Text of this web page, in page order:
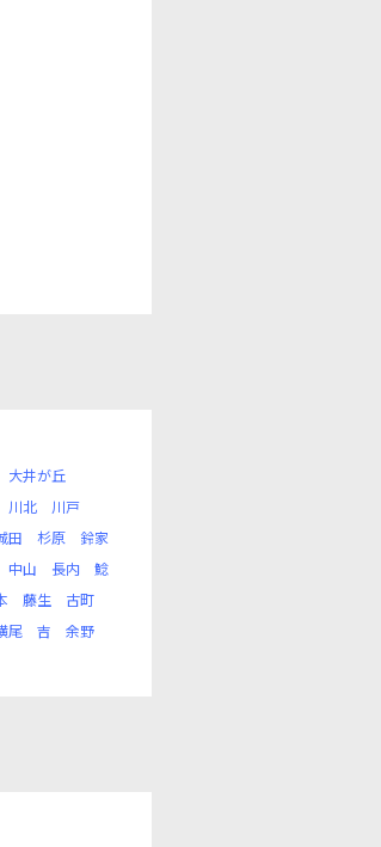
大井が丘
川北
川戸
田 杉原
鈴家
中山 長内
鯰
藤生
古町
尾 吉
余野